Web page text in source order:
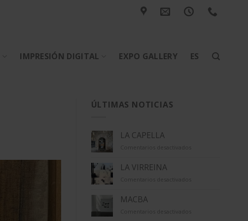
IMPRESIÓN DIGITAL EXPO GALLERY ES
ÚLTIMAS NOTICIAS
LA CAPELLA
Comentarios desactivados
LA VIRREINA
Comentarios desactivados
MACBA
Comentarios desactivados